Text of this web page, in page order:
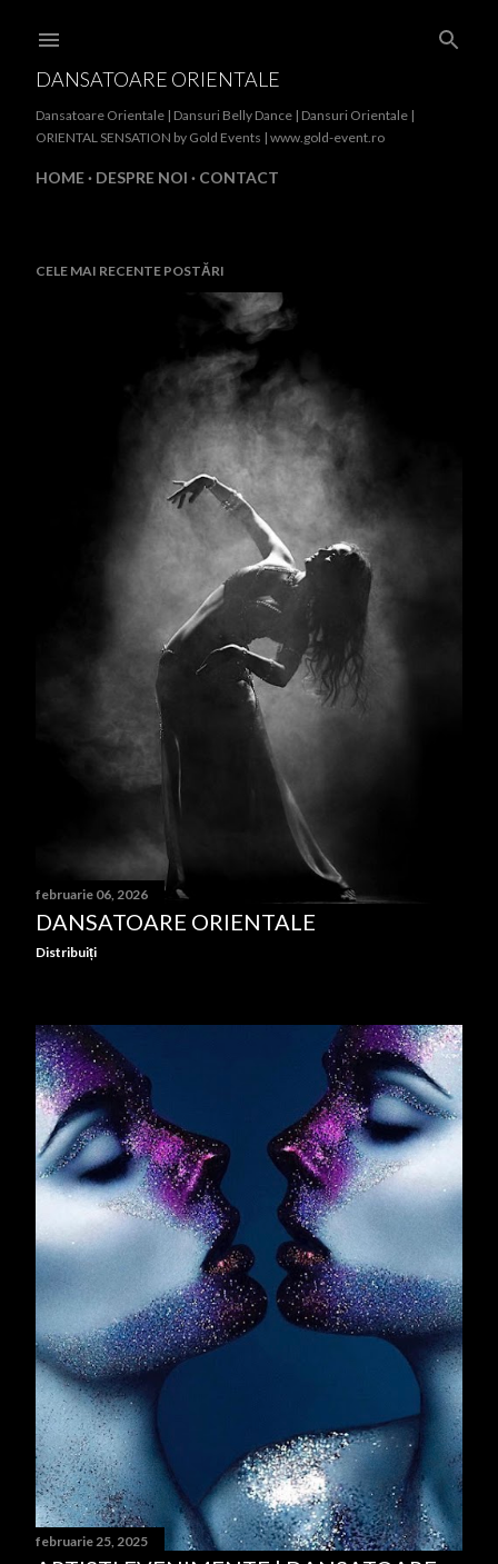
DANSATOARE ORIENTALE
Dansatoare Orientale | Dansuri Belly Dance | Dansuri Orientale |
ORIENTAL SENSATION by Gold Events | www.gold-event.ro
HOME DESPRE NOI CONTACT
CELE MAI RECENTE POSTĂRI
februarie 06, 2026
DANSATOARE ORIENTALE
Distribuiți
februarie 25, 2025